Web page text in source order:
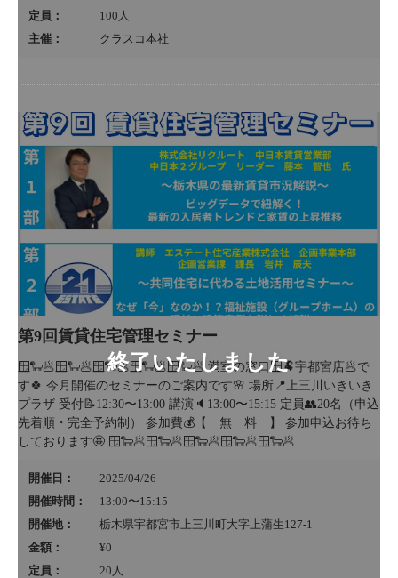
定員：
100 人
主催：
クラスコ本社
第9回賃貸住宅管理セミナー
🪟🐑🥟🪟🐑🥟🪟🐑🥟🪟🐑🥟🪟🐑🥟 満室の窓口🪟🐏宇都宮店🥟で
す🍀 今月開催のセミナーのご案内です🌸 場所📍上三川いきいき
プラザ 受付📝12:30〜13:00 講演🔈13:00〜15:15 定員👥20名（申込
先着順・完全予約制） 参加費💰【 無 料 】 参加申込お待ち
しております🤩 🪟🐑🥟🪟🐑🥟🪟🐑🥟🪟🐑🥟🪟🐑🥟
開催日：
2025/04/26
開催時間：
13:00〜15:15
開催地：
栃木県宇都宮市上三川町大字上蒲生127-1
金額：
¥0
定員：
20 人